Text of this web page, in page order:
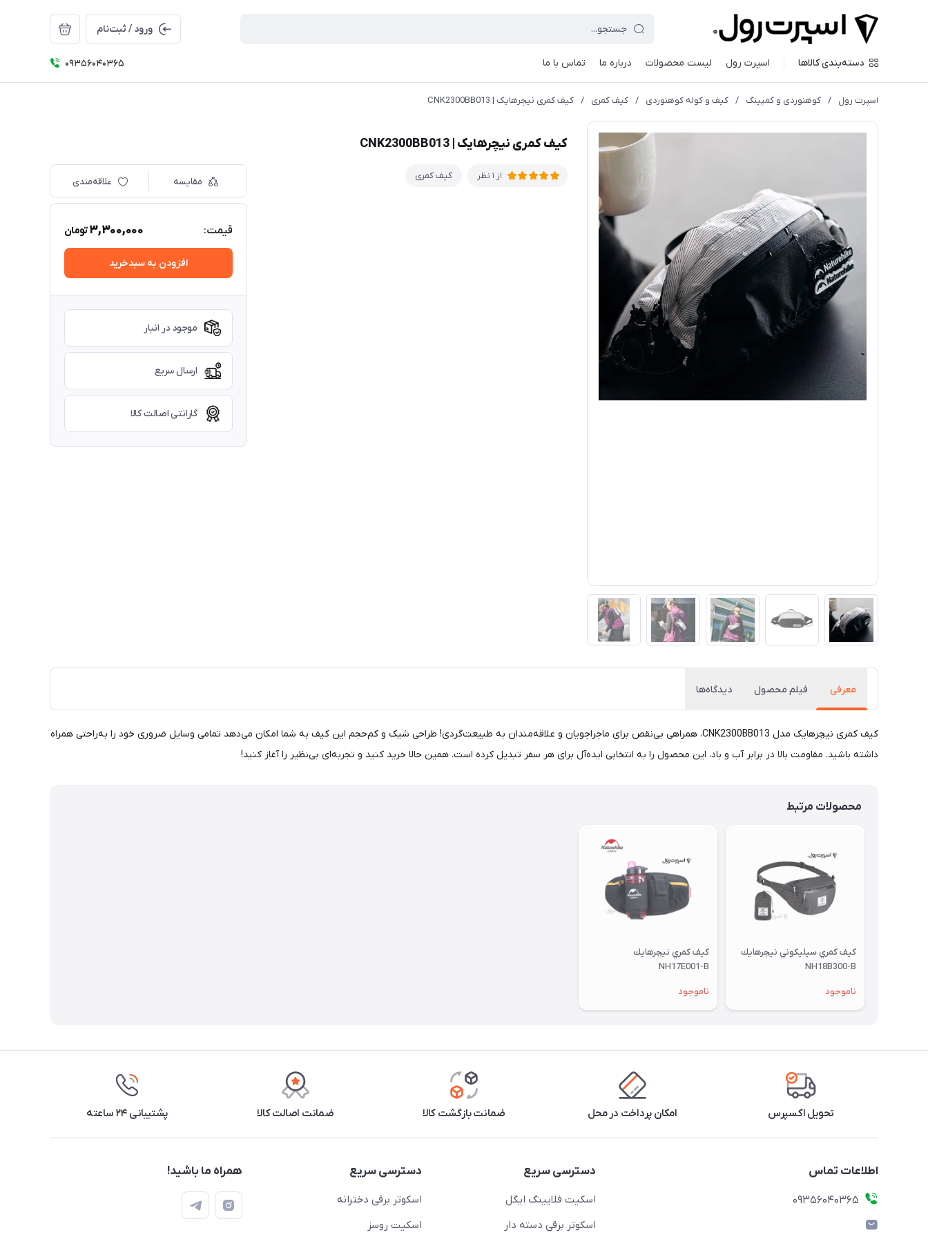
ورود / ثبت‌نام
دسته‌بندی کالاها اسپرت رول لیست محصولات درباره ما تماس با ما 09356040365
اسپرت رول / کوهنوردی و کمپینگ / کیف و کوله کوهنوردی / کیف کمری / کیف کمری نیچرهایک | CNK2300BB013
کیف کمری نیچرهایک | CNK2300BB013
از 1 نظر کیف کمری
مقایسه علاقه‌مندی
قیمت: 3,300,000تومان
افزودن به سبدخرید
موجود در انبار
ارسال سریع
گارانتی اصالت کالا
معرفی فیلم محصول دیدگاه‌ها
کیف کمری نیچرهایک مدل CNK2300BB013، همراهی بی‌نقص برای ماجراجویان و علاقه‌مندان به طبیعت‌گردی! طراحی شیک و کم‌حجم این کیف به شما امکان می‌دهد تمامی وسایل ضروری خود را به‌راحتی همراه
داشته باشید. مقاومت بالا در برابر آب و باد، این محصول را به انتخابی ایده‌آل برای هر سفر تبدیل کرده است. همین حالا خرید کنید و تجربه‌ای بی‌نظیر را آغاز کنید!
محصولات مرتبط
كيف كمري سيليكوني نيچرهايك
NH18B300-B
ناموجود
كيف كمري نيچرهايك
NH17E001-B
ناموجود
تحویل اکسپرس امکان پرداخت در محل ضمانت بازگشت کالا ضمانت اصالت کالا پشتیبانی ۲۴ ساعته
اطلاعات تماس
۰۹۳۵۶۰۴۰۳۶۵
دسترسی سریع
اسکیت فلایینگ ایگل
اسکوتر برقی دسته دار
دسترسی سریع
اسکوتر برقی دخترانه
اسکیت روسز
همراه ما باشید!